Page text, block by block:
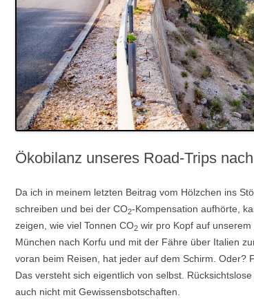
Ökobilanz unseres Road-Trips
Da ich in meinem letzten Beitrag vom Hölzchen ins
schreiben und bei der CO2-Kompensation aufhörte,
zeigen, wie viel Tonnen CO2 wir pro Kopf auf
München nach Korfu und mit der Fähre über Italien
voran beim Reisen, hat jeder auf dem Schirm. Oder?
Das versteht sich eigentlich von selbst.
auch nicht mit Gewissensbotschaften.